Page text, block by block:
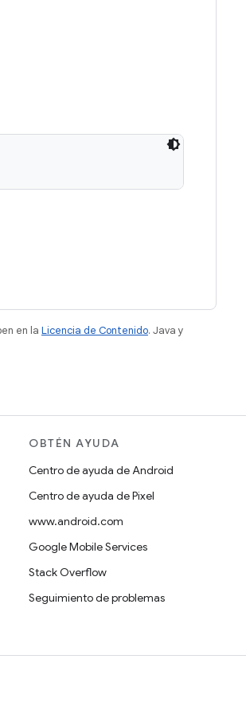
en la Licencia de Contenido. Java y
OBTÉN AYUDA
Centro de ayuda de Android
Centro de ayuda de Pixel
www.android.com
Google Mobile Services
Stack Overflow
Seguimiento de problemas